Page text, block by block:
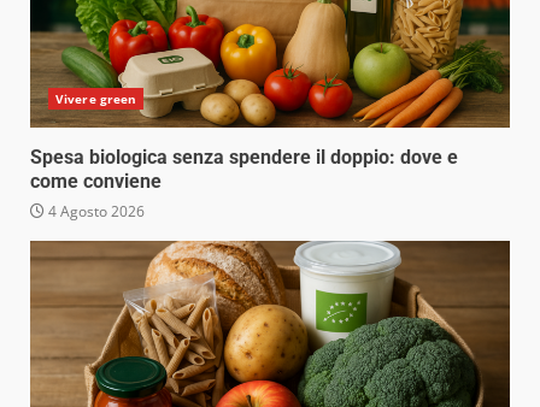
Vivere green
Spesa biologica senza spendere il doppio: dove e
come conviene
4 Agosto 2026